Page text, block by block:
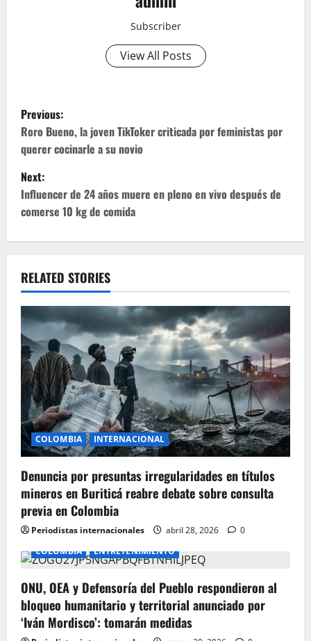
Subscriber
View All Posts
P
o
s
t
n
v
i
g
a
t
i
o
n
Previous:
Roro Bueno, la joven TikToker criticada por feministas por
querer cocinarle a su novio
Next:
Influencer de 24 años muere en pleno en vivo después de
comerse 10 kg de comida
RELATED STORIES
COLOMBIA INTERNACIONAL
Denuncia por presuntas irregularidades en títulos
mineros en Buriticá reabre debate sobre consulta
previa en Colombia
Periodistas internacionales abril 28, 2026
0
COLOMBIA
ENTRETENIMIENTO
ONU, OEA y Defensoría del Pueblo respondieron al
bloqueo humanitario y territorial anunciado por
‘Iván Mordisco’: tomarán medidas